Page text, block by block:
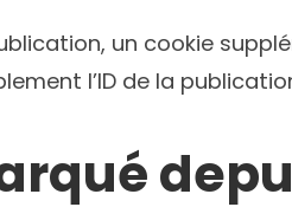
un cookie
l’ID de la